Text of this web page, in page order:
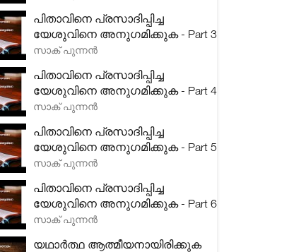
പിതാവിനെ പ്രസാദിപ്പിച്ച
യേശുവിനെ അനുഗമിക്കുക - Part 3
സാക് പുന്നൻ
പിതാവിനെ പ്രസാദിപ്പിച്ച
യേശുവിനെ അനുഗമിക്കുക - Part 4
സാക് പുന്നൻ
പിതാവിനെ പ്രസാദിപ്പിച്ച
യേശുവിനെ അനുഗമിക്കുക - Part 5
സാക് പുന്നൻ
പിതാവിനെ പ്രസാദിപ്പിച്ച
യേശുവിനെ അനുഗമിക്കുക - Part 6
സാക് പുന്നൻ
യഥാർത്ഥ ആത്മീയനായിരിക്കുക